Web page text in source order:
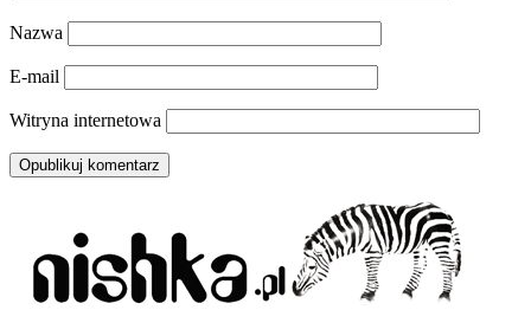
Nazwa
E-mail
Witryna internetowa